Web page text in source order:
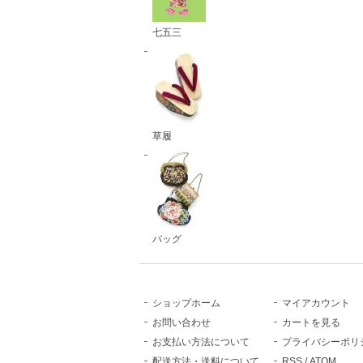
七五三
草履
バッグ
ショップホーム
お問い合わせ
お支払い方法について
マイアカウント
カートを見る
プライバシーポリ